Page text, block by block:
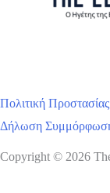
Πολιτική
Δήλωση
Copyright © 2026